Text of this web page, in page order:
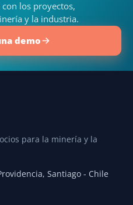
los proyectos,
y la industria.
demo
para la minería y la
Santiago - Chile